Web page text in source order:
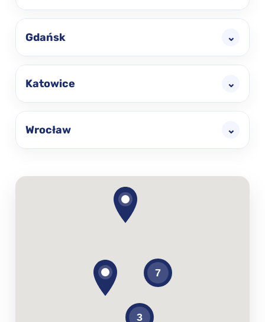
Gdańsk ⌄
Katowice ⌄
Wrocław ⌄